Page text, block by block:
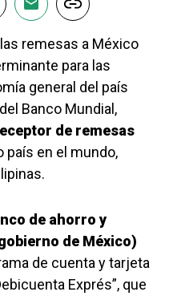
remesas a México
para las
general del país
Banco Mundial,
de remesas
país en el mundo,
de ahorro y
de México)
de cuenta y tarjeta
Exprés”, que